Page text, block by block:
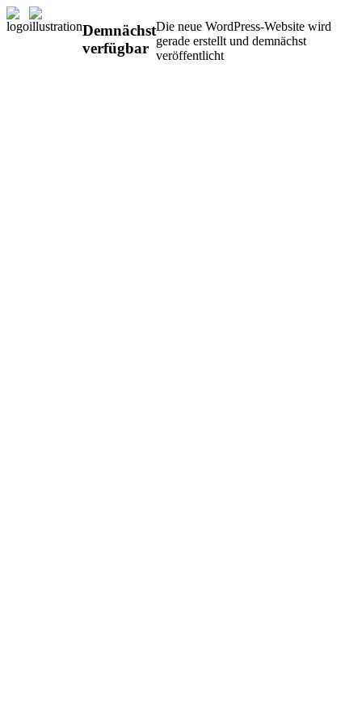
Demnächst
verfügbar
Die neue WordPress-Website wird
gerade erstellt und demnächst
veröffentlicht